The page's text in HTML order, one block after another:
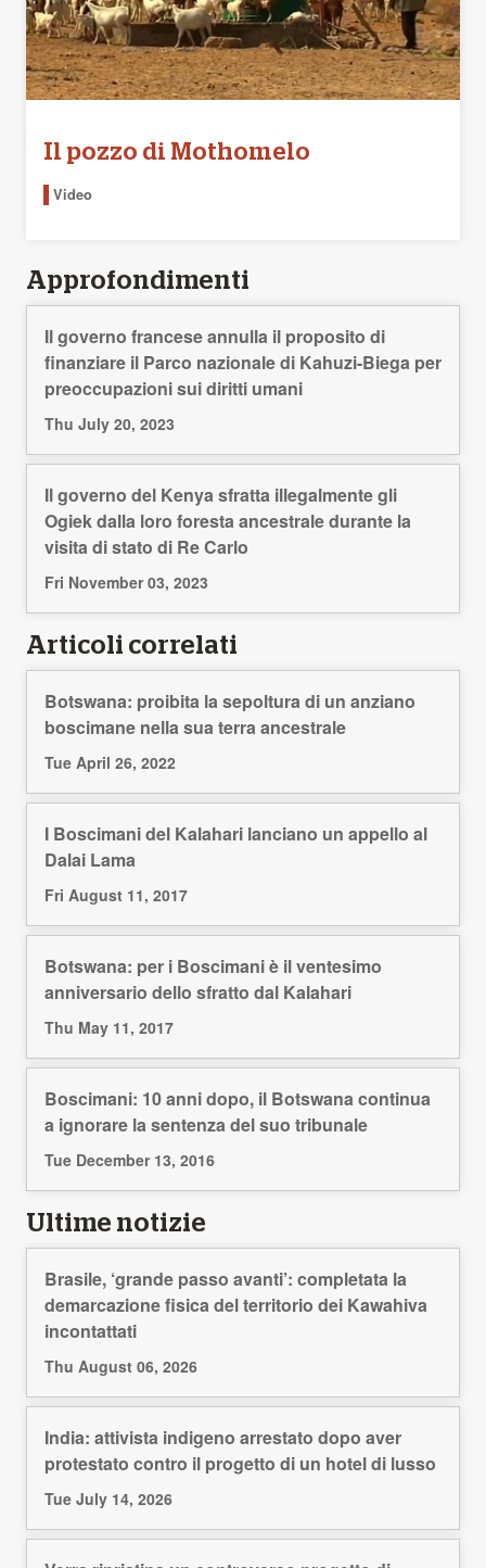
Il pozzo di Mothomelo
Video
Approfondimenti
Il governo francese annulla il proposito di
finanziare il Parco nazionale di Kahuzi-Biega per
preoccupazioni sui diritti umani
Thu July 20, 2023
Il governo del Kenya sfratta illegalmente gli
Ogiek dalla loro foresta ancestrale durante la
visita di stato di Re Carlo
Fri November 03, 2023
Articoli correlati
Botswana: proibita la sepoltura di un anziano
boscimane nella sua terra ancestrale
Tue April 26, 2022
I Boscimani del Kalahari lanciano un appello al
Dalai Lama
Fri August 11, 2017
Botswana: per i Boscimani è il ventesimo
anniversario dello sfratto dal Kalahari
Thu May 11, 2017
Boscimani: 10 anni dopo, il Botswana continua
a ignorare la sentenza del suo tribunale
Tue December 13, 2016
Ultime notizie
Brasile, ‘grande passo avanti’: completata la
demarcazione fisica del territorio dei Kawahiva
incontattati
Thu August 06, 2026
India: attivista indigeno arrestato dopo aver
protestato contro il progetto di un hotel di lusso
Tue July 14, 2026